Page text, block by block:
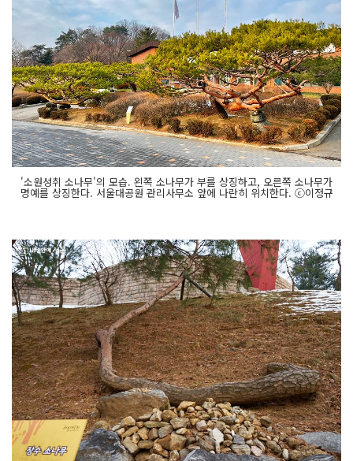
'소원성취 소나무'의 모습. 왼쪽 소나무가 부를 상징하고, 오른쪽 소나무가
명예를 상징한다. 서울대공원 관리사무소 앞에 나란히 위치한다. ⓒ이정규